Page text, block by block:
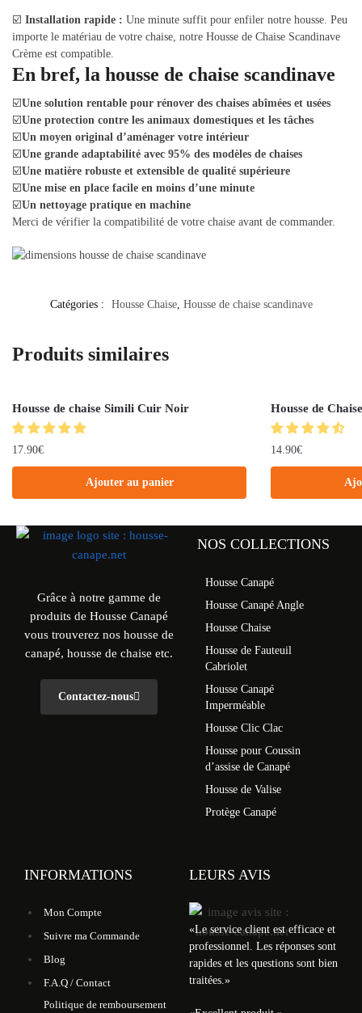
☑️ Installation rapide : Une minute suffit pour enfiler notre housse. Peu
importe le matériau de votre chaise, notre Housse de Chaise Scandinave
Crème est compatible.
En bref, la housse de chaise scandinave
☑️Une solution rentable pour rénover des chaises abîmées et usées
☑️Une protection contre les animaux domestiques et les tâches
☑️Un moyen original d’aménager votre intérieur
☑️Une grande adaptabilité avec 95% des modèles de chaises
☑️Une matière robuste et extensible de qualité supérieure
☑️Une mise en place facile en moins d’une minute
☑️Un nettoyage pratique en machine
Merci de vérifier la compatibilité de votre chaise avant de commander.
Catégories : Housse Chaise, Housse de chaise scandinave
Produits similaires
Housse de chaise Simili Cuir Noir
17.90€
Ajouter au panier
Housse de
14.90€
Grâce à notre gamme de
produits de Housse Canapé
vous trouverez nos housse de
canapé, housse de chaise etc.
Contactez-nous
NOS COLLECTIONS
Housse Canapé
Housse Canapé Angle
Housse Chaise
Housse de Fauteuil
Cabriolet
Housse Canapé
Imperméable
Housse Clic Clac
Housse pour Coussin
d’assise de Canapé
Housse de Valise
Protège Canapé
INFORMATIONS
Mon Compte
Suivre ma Commande
Blog
F.A.Q / Contact
Politique de remboursement
LEURS AVIS
«Le service client est efficace et
professionnel. Les réponses sont
rapides et les questions sont bien
traitées. »